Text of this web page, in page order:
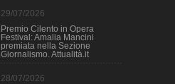
29/07/2026
Premio Cilento in Opera
Festival: Amalia Mancini
premiata nella Sezione
Giornalismo. Attualità.it
28/07/2026